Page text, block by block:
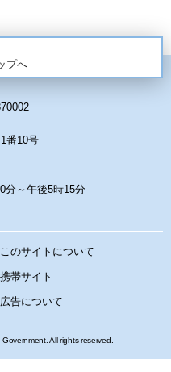
プへ
番10号
分～午後5時15分
このサイトについて
携帯サイト
広告について
All rights reserved.